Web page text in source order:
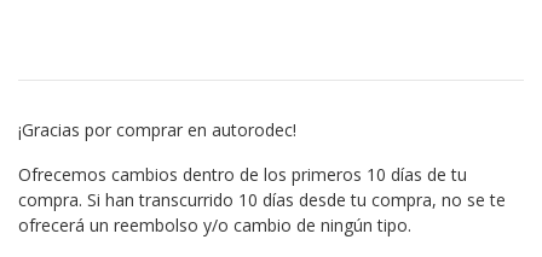
¡Gracias por comprar en autorodec!
Ofrecemos cambios dentro de los primeros 10 días de tu
compra. Si han transcurrido 10 días desde tu compra, no se te
ofrecerá un reembolso y/o cambio de ningún tipo.